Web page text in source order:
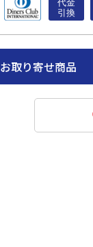
お取り寄せ商品